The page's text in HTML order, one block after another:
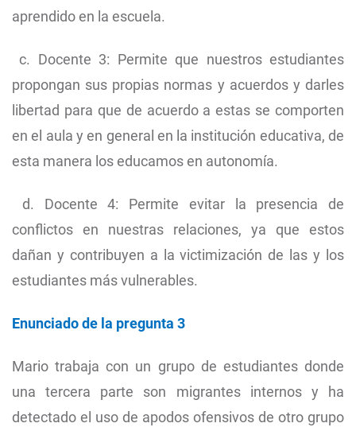
aprendido en la escuela.
c. Docente 3: Permite que nuestros estudiantes
propongan sus propias normas y acuerdos y darles
libertad para que de acuerdo a estas se comporten
en el aula y en general en la institución educativa, de
esta manera los educamos en autonomía.
d. Docente 4: Permite evitar la presencia de
conflictos en nuestras relaciones, ya que estos
dañan y contribuyen a la victimización de las y los
estudiantes más vulnerables.
Enunciado de la pregunta 3
Mario trabaja con un grupo de estudiantes donde
una tercera parte son migrantes internos y ha
detectado el uso de apodos ofensivos de otro grupo